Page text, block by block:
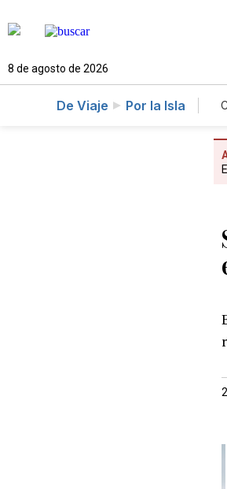
8 de agosto de 2026
De Viaje Por la Isla